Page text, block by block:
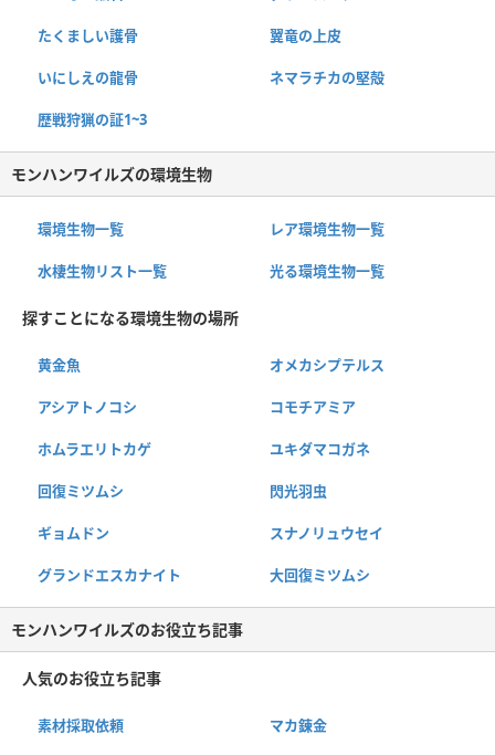
たくましい護骨 翼竜の上皮
いにしえの龍骨 ネマラチカの堅殻
歴戦狩猟の証1~3
モンハンワイルズの環境生物
環境生物一覧 レア環境生物一覧
水棲生物リスト一覧 光る環境生物一覧
探すことになる環境生物の場所
黄金魚 オメカシプテルス
アシアトノコシ コモチアミア
ホムラエリトカゲ ユキダマコガネ
回復ミツムシ 閃光羽虫
ギョムドン スナノリュウセイ
グランドエスカナイト 大回復ミツムシ
モンハンワイルズのお役立ち記事
人気のお役立ち記事
素材採取依頼 マカ錬金